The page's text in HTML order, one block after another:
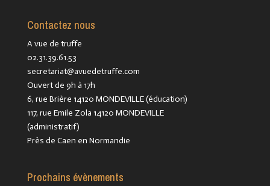
Contactez nous
A vue de truffe
02.31.39.61.53
secretariat@avuedetruffe.com
Ouvert de 9h à 17h
6, rue Brière 14120 MONDEVILLE (éducation)
117, rue Emile Zola 14120 MONDEVILLE
(administratif)
Près de Caen en Normandie
Prochains évènements